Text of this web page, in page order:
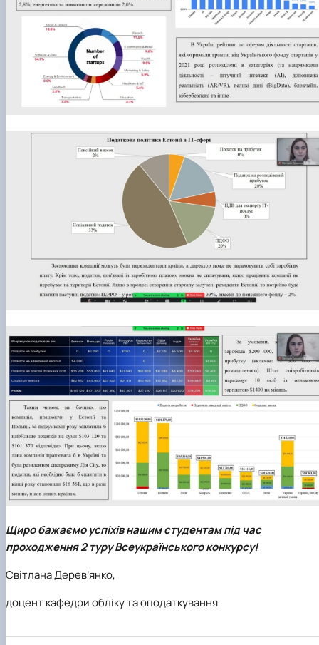
Щиро бажаємо успіхів нашим студентам під час
проходження 2 туру Всеукраїнського конкурсу!
Світлана Дерев’янко,
доцент кафедри обліку та оподаткування